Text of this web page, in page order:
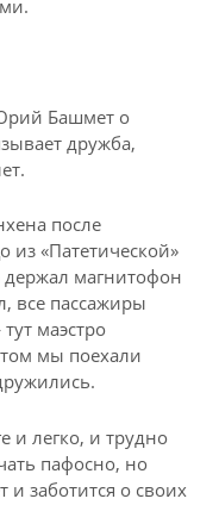
Башмет о
дружба,
после
из «Патетической»
магнитофон
все пассажиры
маэстро
мы поехали
и легко, и трудно
пафосно, но
и заботится о своих